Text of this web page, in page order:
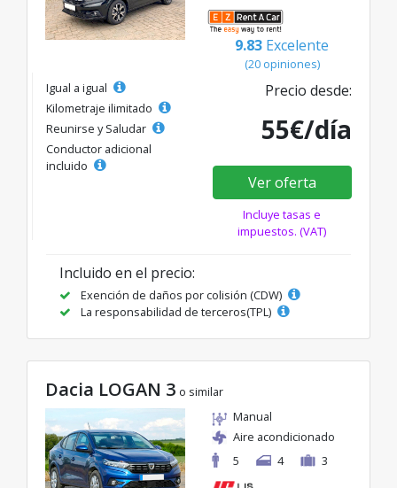
9.83 Excelente
(20 opiniones)
Igual a igual
Kilometraje ilimitado
Reunirse y Saludar
Conductor adicional
incluido
Precio desde:
55€/día
Ver oferta
Incluye tasas e
impuestos. (VAT)
Incluido en el precio:
Exención de daños por colisión (CDW)
La responsabilidad de terceros(TPL)
Dacia LOGAN 3 o similar
Manual
Aire acondicionado
5
4 3